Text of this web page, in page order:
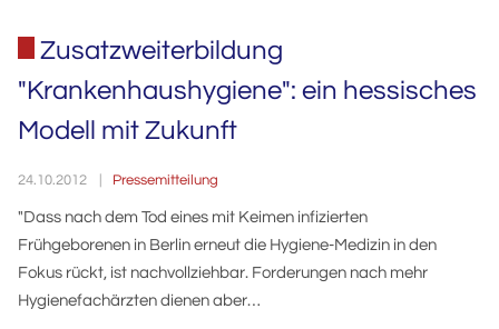
Zusatzweiterbildung
"Krankenhaushygiene": ein hessisches
Modell mit Zukunft
24.10.2012 Pressemitteilung
"Dass nach dem Tod eines mit Keimen infizierten
Frühgeborenen in Berlin erneut die Hygiene-Medizin in den
Fokus rückt, ist nachvollziehbar. Forderungen nach mehr
Hygienefachärzten dienen aber…